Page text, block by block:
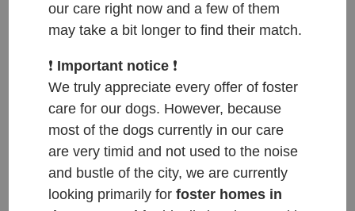
our care right now and a few of them
may take a bit longer to find their match.
❗️ Important notice ❗️
We truly appreciate every offer of foster
care for our dogs. However, because
most of the dogs currently in our care
are very timid and not used to the noise
and bustle of the city, we are currently
looking primarily forfoster homes in